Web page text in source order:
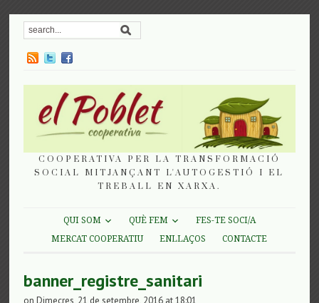
COOPERATIVA PER LA TRANSFORMACIÓ
SOCIAL MITJANÇANT L'AUTOGESTIÓ I EL
TREBALL EN XARXA.
QUI SOM QUÈ FEM
FES-TE SOCI/A
MERCAT COOPERATIU
ENLLAÇOS CONTACTE
banner_registre_sanitari
on Dimecres, 21 de setembre, 2016 at 18:01